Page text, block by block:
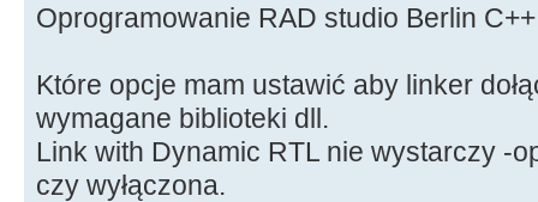
Oprogramowanie RAD studio Berlin
Które opcje mam ustawić aby linker
wymagane biblioteki dll.
Link with Dynamic RTL nie wystarczy -
czy wyłączona.